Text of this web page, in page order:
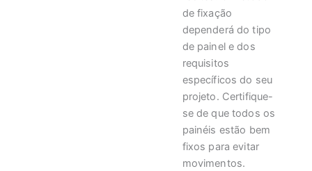
de fixação
dependerá do tipo
de painel e dos
requisitos
específicos do seu
projeto. Certifique-
se de que todos os
painéis estão bem
fixos para evitar
movimentos.